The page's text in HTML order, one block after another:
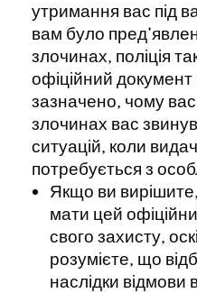
утримання вас під
вам було
злочинах, поліція
офіційний
зазначено, чому
злочинах вас
ситуацій, коли
потребується з
Якщо ви
мати цей
свого захисту,
розумієте, що
наслідки відмови